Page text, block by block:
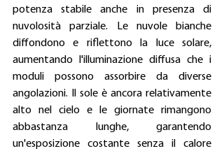
potenza stabile anche in presenza di
nuvolosità parziale. Le nuvole bianche
diffondono e riflettono la luce solare,
aumentando l'illuminazione diffusa che i
moduli possono assorbire da diverse
angolazioni. Il sole è ancora relativamente
alto nel cielo e le giornate rimangono
abbastanza lunghe, garantendo
un'esposizione costante senza il calore